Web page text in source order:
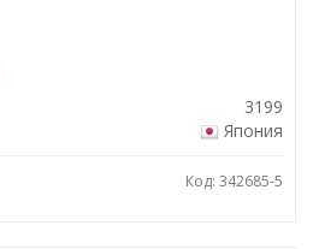
3199
Япония
Код: 342685-5